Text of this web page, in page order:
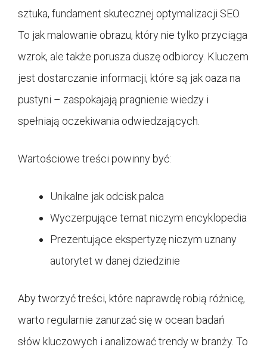
sztuka, fundament skutecznej optymalizacji SEO.
To jak malowanie obrazu, który nie tylko przyciąga
wzrok, ale także porusza duszę odbiorcy. Kluczem
jest dostarczanie informacji, które są jak oaza na
pustyni – zaspokajają pragnienie wiedzy i
spełniają oczekiwania odwiedzających.
Wartościowe treści powinny być:
Unikalne jak odcisk palca
Wyczerpujące temat niczym encyklopedia
Prezentujące ekspertyzę niczym uznany
autorytet w danej dziedzinie
Aby tworzyć treści, które naprawdę robią różnicę,
warto regularnie zanurzać się w ocean badań
słów kluczowych i analizować trendy w branży. To